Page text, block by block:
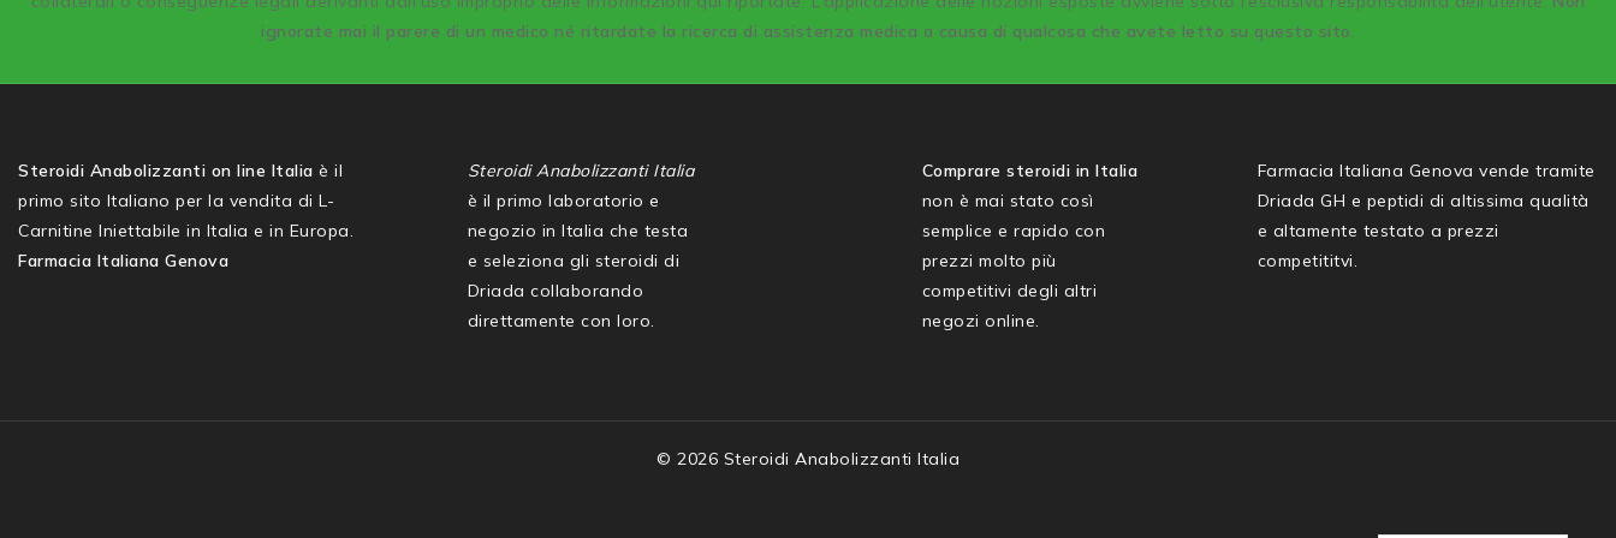
ignorate mai il parere di un medico né ritardate la ricerca di assistenza medica a causa di qualcosa che avete letto su questo sito.
Steroidi Anabolizzanti on line Italia è il
primo sito Italiano per la vendita di L-
Carnitine Iniettabile in Italia e in Europa.
Farmacia Italiana Genova
Steroidi Anabolizzanti Italia
è il primo laboratorio e
negozio in Italia che testa
e seleziona gli steroidi di
Driada collaborando
direttamente con loro.
Comprare steroidi in Italia
non è mai stato così
semplice e rapido con
prezzi molto più
competitivi degli altri
negozi online.
Farmacia Italiana Genova vende tramite
Driada GH e peptidi di altissima qualità
e altamente testato a prezzi
competititvi.
© 2026 Steroidi Anabolizzanti Italia